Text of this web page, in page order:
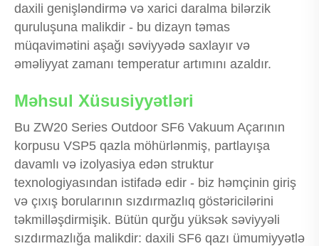
daxili genişləndirmə və xarici daralma bilərzik
quruluşuna malikdir - bu dizayn təmas
müqavimətini aşağı səviyyədə saxlayır və
əməliyyat zamanı temperatur artımını azaldır.
Məhsul Xüsusiyyətləri
Bu ZW20 Series Outdoor SF6 Vakuum Açarının
korpusu VSP5 qazla möhürlənmiş, partlayışa
davamlı və izolyasiya edən struktur
texnologiyasından istifadə edir - biz həmçinin giriş
və çıxış borularının sızdırmazlıq göstəricilərini
təkmilləşdirmişik. Bütün qurğu yüksək səviyyəli
sızdırmazlığa malikdir: daxili SF6 qazı ümumiyyətlə